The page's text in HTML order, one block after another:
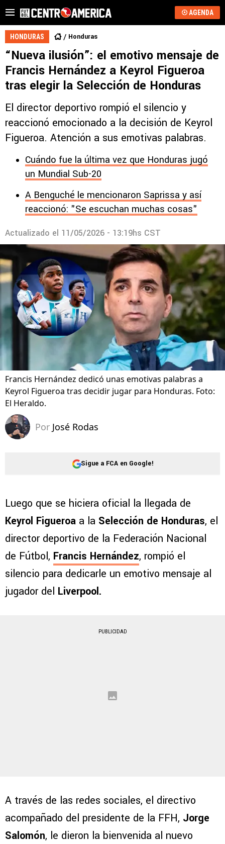
AGENDA
HONDURAS Honduras
“Nueva ilusión”: el emotivo mensaje de
Francis Hernández a Keyrol Figueroa
tras elegir la Selección de Honduras
El director deportivo rompió el silencio y
reaccionó emocionado a la decisión de Keyrol
Figueroa. Atención a sus emotivas palabras.
Cuándo fue la última vez que Honduras jugó
un Mundial Sub-20
A Benguché le mencionaron Saprissa y así
reaccionó: "Se escuchan muchas cosas"
Actualizado el 11/05/2026 - 13:19hs CST
Francis Hernández dedicó unas emotivas palabras a
Keyrol Figueroa tras decidir jugar para Honduras. Foto:
El Heraldo.
Por José Rodas
Sigue a FCA en Google!
Luego que se hiciera oficial la llegada de
Keyrol Figueroa a la Selección de Honduras, el
director deportivo de la Federación Nacional
de Fútbol, Francis Hernández, rompió el
silencio para dedicarle un emotivo mensaje al
jugador del Liverpool.
PUBLICIDAD
A través de las redes sociales, el directivo
acompañado del presidente de la FFH, Jorge
Salomón, le dieron la bienvenida al nuevo